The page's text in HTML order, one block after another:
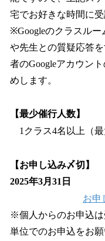
宅でお好きな時間に受
※Googleのクラスル
や先生との質疑応答
者のGoogleアカウン
めします。
【最少催行人数】
1クラス4名以上（最
【お申し込み〆切】
2025年3月31日
お申
※個人からのお申込
単位でのお申込をお願